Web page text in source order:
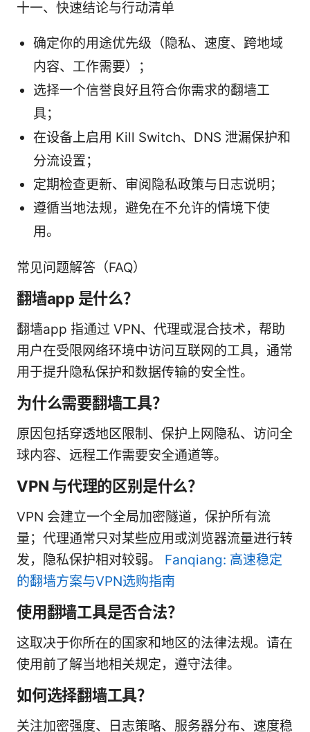
十一、快速结论与行动清单
确定你的用途优先级（隐私、速度、跨地域
内容、工作需要）；
选择一个信誉良好且符合你需求的翻墙工
具；
在设备上启用 Kill Switch、DNS 泄漏保护和
分流设置；
定期检查更新、审阅隐私政策与日志说明；
遵循当地法规，避免在不允许的情境下使
用。
常见问题解答（FAQ）
翻墙app 是什么？
翻墙app 指通过 VPN、代理或混合技术，帮助
用户在受限网络环境中访问互联网的工具，通常
用于提升隐私保护和数据传输的安全性。
为什么需要翻墙工具？
原因包括穿透地区限制、保护上网隐私、访问全
球内容、远程工作需要安全通道等。
VPN 与代理的区别是什么？
VPN 会建立一个全局加密隧道，保护所有流
量；代理通常只对某些应用或浏览器流量进行转
发，隐私保护相对较弱。 Fanqiang: 高速稳定
的翻墙方案与VPN选购指南
使用翻墙工具是否合法？
这取决于你所在的国家和地区的法律法规。请在
使用前了解当地相关规定，遵守法律。
如何选择翻墙工具？
关注加密强度、日志策略、服务器分布、速度稳